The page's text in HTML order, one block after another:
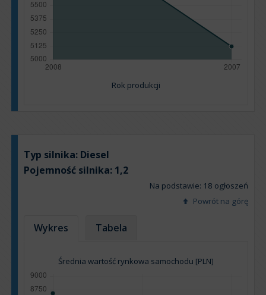
Rok produkcji
Typ silnika: Diesel
Pojemność silnika: 1,2
Na podstawie: 18 ogłoszeń
Powrót na górę
Wykres Tabela
Średnia wartość rynkowa samochodu [PLN]